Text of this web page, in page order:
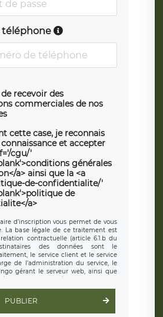
téléphone
recevoir des
commerciales de nos
cette case, je reconnais
et accepter
cgu/'
générales
a> ainsi que la <a
de-confidentialite/'
de
a>
d’inscription vous permet de vous
La base légale de ce traitement est
relation contractuelle (article 6.1.b du
des données sont le
le service client et le service
de l’administration du service, le
gérant le serveur web, ainsi que
autorisée. Le formulaire
sur un serveur hébergé par
clauses de
au RGPD
. Les données collectées
ce que l’Internaute en sollicite la
PUBLIER